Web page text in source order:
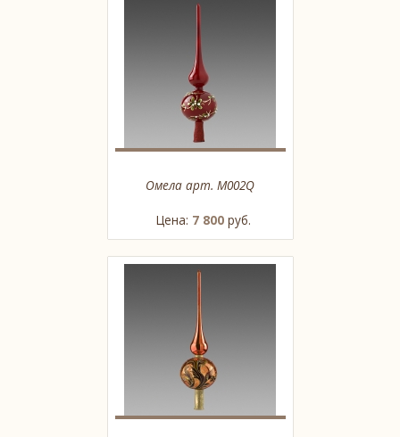
Омела арт. M002Q
Цена: 7 800 руб.